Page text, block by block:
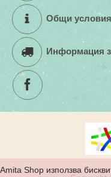
Общи условия
Информация
Amita Shop използва